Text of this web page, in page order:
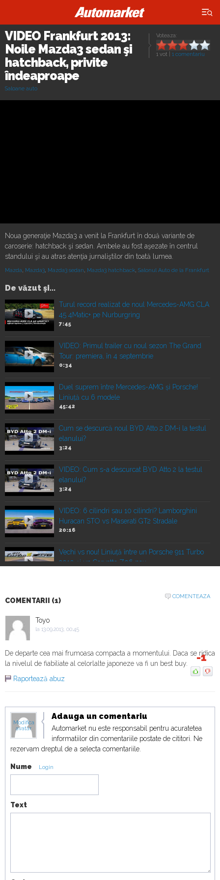
×
Voteaza:
1 vot 1 comentariu
VIDEO Frankfurt 2013:
Noile Mazda3 sedan şi
hatchback, privite
îndeaproape
Saloane auto
Noua generaţie Mazda3 a venit la Frankfurt în două variante de
caroserie: hatchback şi sedan. Ambele au fost aşezate în centrul
standului şi au atras atenţia jurnaliştilor din toată lumea.
Mazda, Mazda3, Mazda3 sedan, Mazda3 hatchback, Salonul Auto de la Frankfurt
De văzut şi...
Turul record realizat de noul Mercedes-AMG CLA
45 4Matic+ pe Nurburgring
7:45
VIDEO: Primul trailer cu noul sezon The Grand
Tour: premiera, în 4 septembrie
0:34
Duel suprem între Mercedes-AMG și Porsche!
Liniuță cu 6 modele
45:42
Cum se descurcă noul BYD Atto 2 DM-i la testul
elanului?
3:24
VIDEO: Cum s-a descurcat BYD Atto 2 la testul
elanului?
3:24
VIDEO: 6 cilindri sau 10 cilindri? Lamborghini
Huracan STO vs Maserati GT2 Stradale
20:16
Vechi vs nou! Liniuță între un Porsche 911 Turbo
2010 și un Corvette Z06 nou
VIDEO: Duelul SUV-urilor de performanță.
Porsche Cayenne Electric vs Ferrari Purosangue
Electric vs cel mai mare avion
18:19
Duel japonez în off-road! Honda Passport
COMENTARII (1)
COMENTEAZA
Toyo
la 13.09.2013, 00:45
De departe cea mai frumoasa compacta a momentului. Daca se ridica
la nivelul de fiabiliate al celorlalte japoneze va fi un best buy.
Raportează abuz
-1
Modifica
avatar
Adauga un comentariu
Automarket nu este responsabil pentru acuratetea
informatiilor din comentariile postate de cititori. Ne
rezervam dreptul de a selecta comentariile.
Nume Login
Text